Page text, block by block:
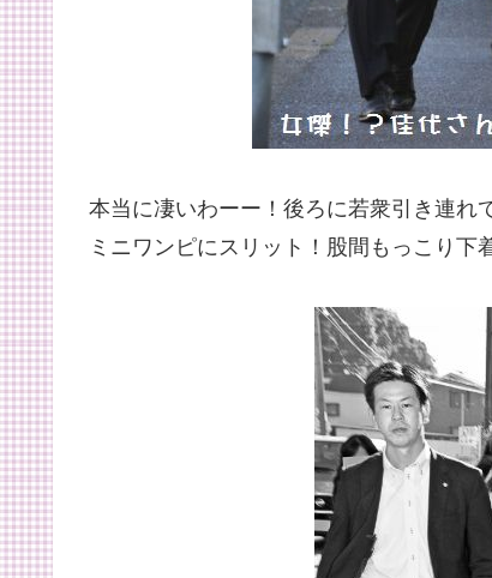
本当に凄いわーー！後ろに若衆引き連れ
ミニワンピにスリット！股間もっこり